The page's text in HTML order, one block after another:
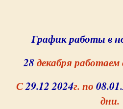
График работы в
28 декабря
С29.12 2024г. по
дни.